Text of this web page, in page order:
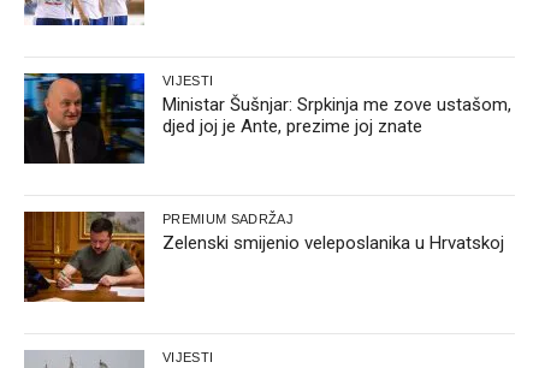
VIJESTI
Ministar Šušnjar: Srpkinja me zove ustašom,
djed joj je Ante, prezime joj znate
PREMIUM SADRŽAJ
Zelenski smijenio veleposlanika u Hrvatskoj
VIJESTI